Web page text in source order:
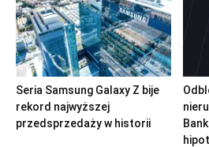
Seria Samsung Galaxy Z bije
rekord najwyższej
przedsprzedaży w historii